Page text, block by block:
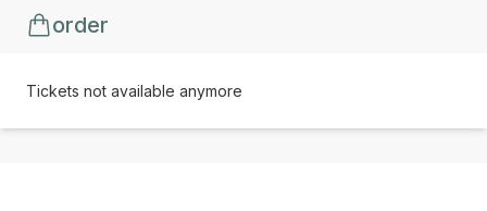
order
Tickets not available anymore